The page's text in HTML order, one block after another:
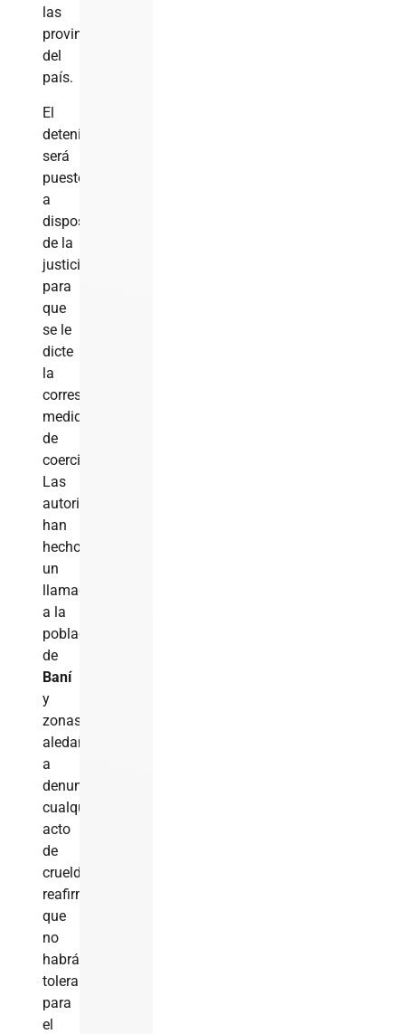
las
provincias
del
país.
El
detenido
será
puesto
a
disposición
de la
justicia
para
que
se le
dicte
la
correspondiente
medida
de
coerción.
Las
autoridades
han
hecho
un
llamado
a la
población
de
Baní
y
zonas
aledañas
a
denunciar
cualquier
acto
de
crueldad,
reafirmando
que
no
habrá
tolerancia
para
el